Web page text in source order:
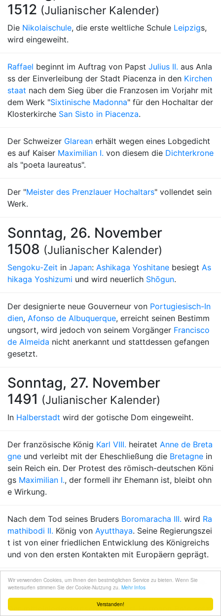
Verstanden!
Wir verwenden Cookies, um Ihnen den bestmöglichen Service zu bieten. Wenn Sie
weitersurfen stimmen Sie der Cookie-Nutzung zu. Mehr Infos
1512 (Julianischer Kalender)
Die Nikolaischule, die erste weltliche Schule Leipzigs,
wird eingeweiht.
Raffael beginnt im Auftrag von Papst Julius II. aus Anla
ss der Einverleibung der Stadt Piacenza in den Kirchen
staat nach dem Sieg über die Franzosen im Vorjahr mit
dem Werk "Sixtinische Madonna" für den Hochaltar der
Klosterkirche San Sisto in Piacenza.
Der Schweizer Glarean erhält wegen eines Lobgedicht
es auf Kaiser Maximilian I. von diesem die Dichterkrone
als "poeta laureatus".
Der "Meister des Prenzlauer Hochaltars" vollendet sein
Werk.
Sonntag, 26. November
1508 (Julianischer Kalender)
Sengoku-Zeit in Japan: Ashikaga Yoshitane besiegt As
hikaga Yoshizumi und wird neuerlich Shōgun.
Der designierte neue Gouverneur von Portugiesisch-In
dien, Afonso de Albuquerque, erreicht seinen Bestimm
ungsort, wird jedoch von seinem Vorgänger Francisco
de Almeida nicht anerkannt und stattdessen gefangen
gesetzt.
Sonntag, 27. November
1491 (Julianischer Kalender)
In Halberstadt wird der gotische Dom eingeweiht.
Der französische König Karl VIII. heiratet Anne de Breta
gne und verleibt mit der Eheschließung die Bretagne in
sein Reich ein. Der Protest des römisch-deutschen Köni
gs Maximilian I., der formell ihr Ehemann ist, bleibt ohn
e Wirkung.
Nach dem Tod seines Bruders Boromaracha III. wird Ra
mathibodi II. König von Ayutthaya. Seine Regierungszei
t ist von einer friedlichen Entwicklung des Königreichs
und von den ersten Kontakten mit Europäern geprägt.
InHeiligenbluterfolgt die Weihe der Wallfahrtskirche.
Der mittelniederdeutsche ChronistHermann Botesetzt